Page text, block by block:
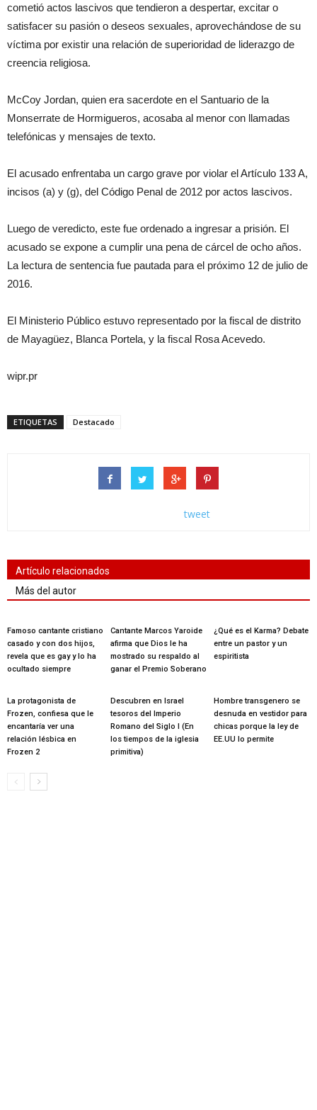
cometió actos lascivos que tendieron a despertar, excitar o
satisfacer su pasión o deseos sexuales, aprovechándose de su
víctima por existir una relación de superioridad de liderazgo de
creencia religiosa.
McCoy Jordan, quien era sacerdote en el Santuario de la
Monserrate de Hormigueros, acosaba al menor con llamadas
telefónicas y mensajes de texto.
El acusado enfrentaba un cargo grave por violar el Artículo 133 A,
incisos (a) y (g), del Código Penal de 2012 por actos lascivos.
Luego de veredicto, este fue ordenado a ingresar a prisión. El
acusado se expone a cumplir una pena de cárcel de ocho años.
La lectura de sentencia fue pautada para el próximo 12 de julio de
2016.
El Ministerio Público estuvo representado por la fiscal de distrito
de Mayagüez, Blanca Portela, y la fiscal Rosa Acevedo.
wipr.pr
ETIQUETAS Destacado
tweet
Artículo relacionados
Más del autor
Famoso cantante cristiano
casado y con dos hijos,
revela que es gay y lo ha
ocultado siempre
Cantante Marcos Yaroide
afirma que Dios le ha
mostrado su respaldo al
ganar el Premio Soberano
¿Qué es el Karma? Debate
entre un pastor y un
espiritista
La protagonista de
Frozen, confiesa que le
encantaría ver una
relación lésbica en
Frozen 2
Descubren en Israel
tesoros del Imperio
Romano del Siglo I (En
los tiempos de la iglesia
primitiva)
Hombre transgenero se
desnuda en vestidor para
chicas porque la ley de
EE.UU lo permite